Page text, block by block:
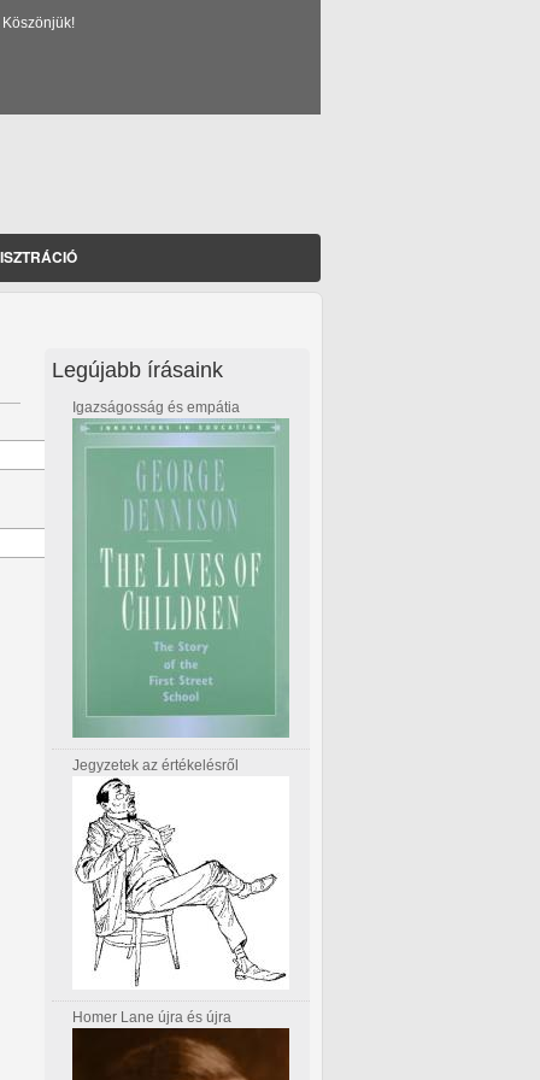
Legújabb írásaink
Igazságosság és empátia
Jegyzetek az értékelésről
Homer Lane újra és újra